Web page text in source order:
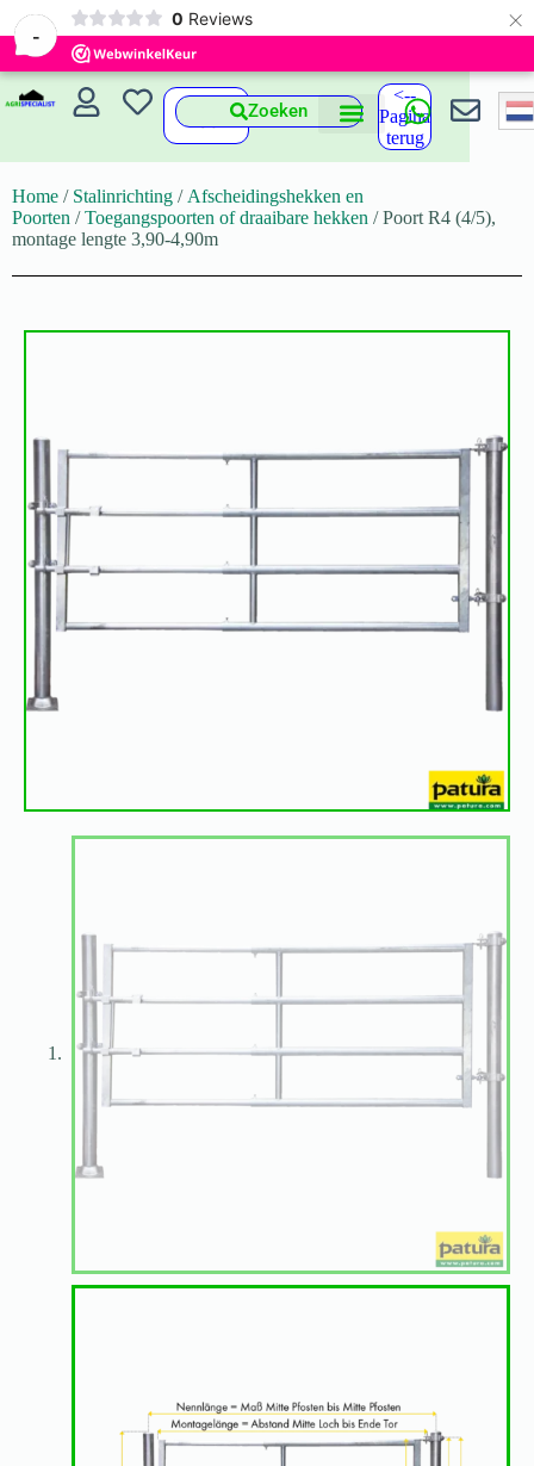
-
0 Reviews ×
Zoeken
<--
Pagina
terug
Home / Stalinrichting / Afscheidingshekken en
Poorten /Toegangspoorten of draaibare hekken / Poort R4 (4/5),
montage lengte 3,90-4,90m